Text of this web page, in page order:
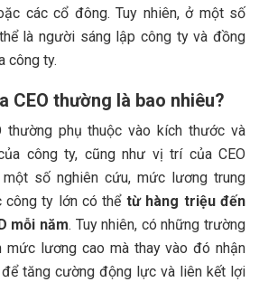
các cổ đông. Tuy nhiên, ở một số
là người sáng lập công ty và đồng
công ty.
CEO thường là bao nhiêu?
thường phụ thuộc vào kích thước và
công ty, cũng như vị trí của CEO
số nghiên cứu, mức lương trung
công ty lớn có thể từ hàng triệu đến
mỗi năm. Tuy nhiên, có những trường
mức lương cao mà thay vào đó nhận
tăng cường động lực và liên kết lợi